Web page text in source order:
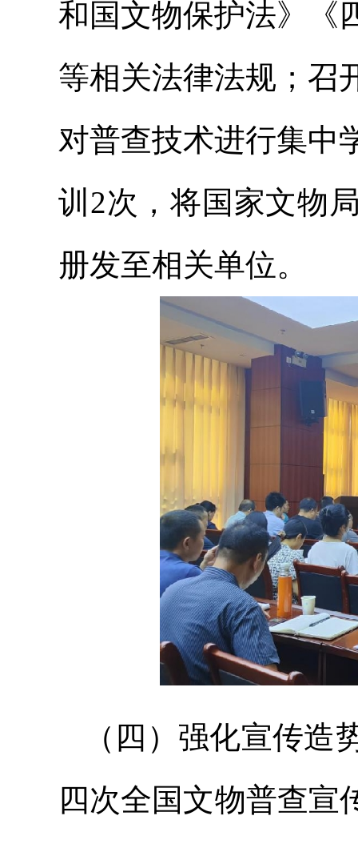
和国文物保护法》《
等相关法律法规；召
对普查技术进行集中
训2次，将国家文物
册发至相关单位。
（四）强化宣传
四次全国文物普查宣